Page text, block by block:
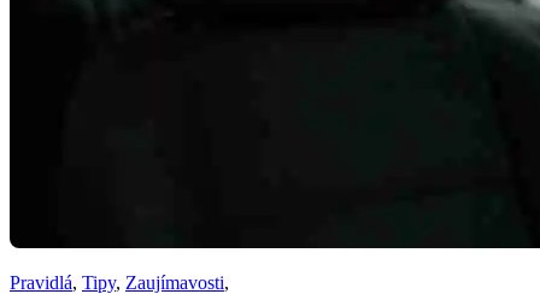
Pravidlá, Tipy, Zaujímavosti,